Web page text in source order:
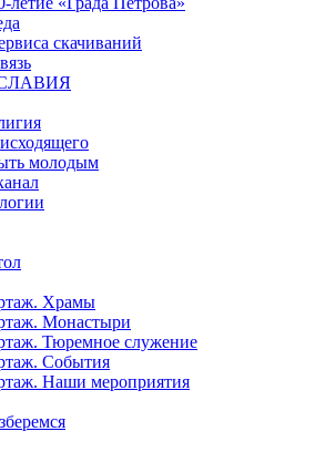
скачиваний
молодым
Храмы
Монастыри
Тюремное служение
События
Наши мероприятия